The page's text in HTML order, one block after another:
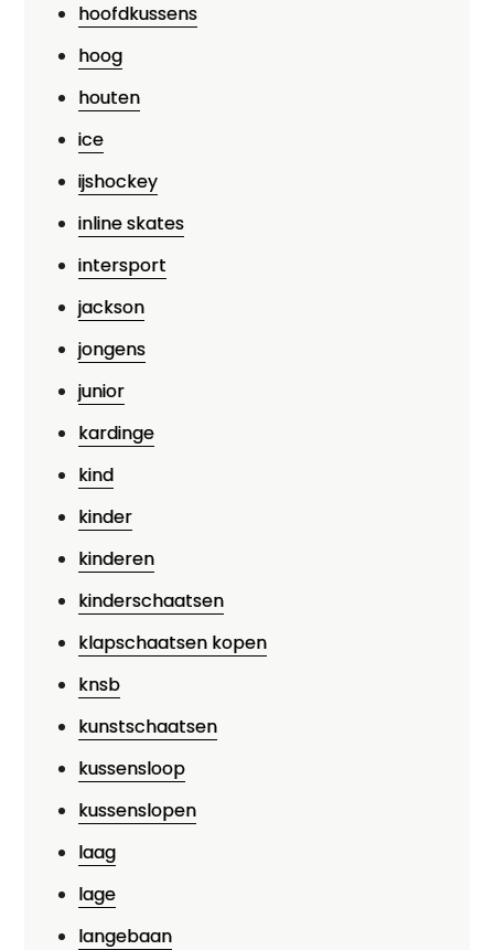
hoofdkussens
hoog
houten
ice
ijshockey
inline skates
intersport
jackson
jongens
junior
kardinge
kind
kinder
kinderen
kinderschaatsen
klapschaatsen kopen
knsb
kunstschaatsen
kussensloop
kussenslopen
laag
lage
langebaan